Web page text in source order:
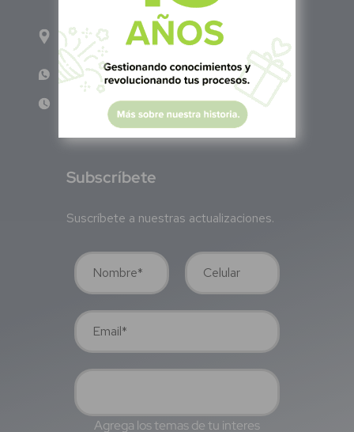
Calle Pitágoras 234, Col. Narvarte Poniente,
Alcaldía Benito Juárez, C.P. 03020, CDMX
WhatsApp: +52 1 331 407 6342
Lun - Vie 8:00 am - 5:00 pm
Subscríbete
Suscríbete a nuestras actualizaciones.
Agrega los temas de tu interes